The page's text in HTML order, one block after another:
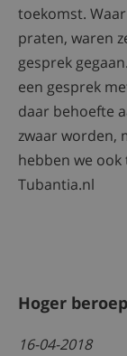
toekomst.
praten, waren
gesprek
een gesprek
daar behoefte
zwaar worden,
hebben we ook
Tubantia.nl
Hoger
16-04-2018